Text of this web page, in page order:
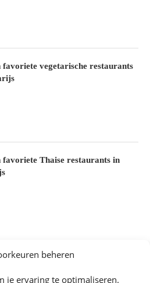
beheren
je ervaring te optimaliseren.
vegetarische restaurants
Thaise restaurants in